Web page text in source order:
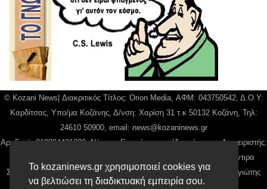
Το kozaninews.gr χρησιμοποιεί cookies για
να βελτιώσει τη διαδικτυακή εμπειρία σου.
© Kozani News| Διακριτικός Τίτλος: Orion Media, ΑΦΜ: 043750542, Δ.Ο.Υ:
Καρδίτσας, Υπο/μα Κοζάνης, Δ/νση: Χαρίση 31 τ.κ 50132 Κοζάνη, Τηλ:
24610 50900, email: news@kozaninews.gr
Αρ. Γεμή: 018804431000, Νόμιμος Εκπρόσωπος, Ιδιοκτήτης και Διαχειριστής:
Παναγιώτης Φιλίππου, Διευθύντρια: Γιαννουσά Βασιλική, Διευθύντιρα
Σύνταξης: Μπαλαμπάνη Βασιλική. Δικαιούχος domain name Παναγιώτης
Φιλίππου